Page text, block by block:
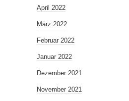
April 2022
März 2022
Februar 2022
Januar 2022
Dezember 2021
November 2021